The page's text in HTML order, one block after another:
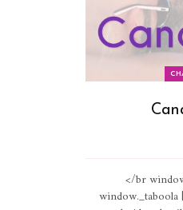
</br
window._taboola